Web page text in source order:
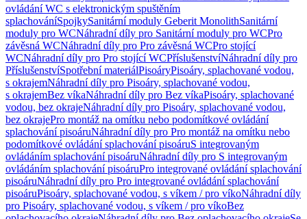
ovládání WC s elektronickým spuštěním
splachováníSpojkySanitární moduly Geberit MonolithSanitární
moduly pro WCNáhradní díly pro Sanitární moduly pro WCPro
závěsná WCNáhradní díly pro Pro závěsná WCPro stojící
WCNáhradní díly pro Pro stojící WCPříslušenstvíNáhradní díly pro
PříslušenstvíSpotřební materiálPisoáryPisoáry, splachované vodou,
s okrajemNáhradní díly pro Pisoáry, splachované vodou,
s okrajemBez víkaNáhradní díly pro Bez víkaPisoáry, splachované
vodou, bez okrajeNáhradní díly pro Pisoáry, splachované vodou,
bez okrajePro montáž na omítku nebo podomítkové ovládání
splachování pisoáruNáhradní díly pro Pro montáž na omítku nebo
podomítkové ovládání splachování pisoáruS integrovaným
ovládáním splachování pisoáruNáhradní díly pro S integrovaným
ovládáním splachování pisoáruPro integrované ovládání splachování
pisoáruNáhradní díly pro Pro integrované ovládání splachování
pisoáruPisoáry, splachované vodou, s víkem / pro víkoNáhradní díly
pro Pisoáry, splachované vodou, s víkem / pro víkoBez